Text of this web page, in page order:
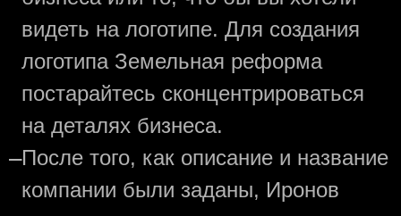
видеть на логотипе. Для создания
логотипа Земельная реформа
постарайтесь сконцентрироваться
на деталях бизнеса.
—После того, как описание и название
компании были заданы, Иронов